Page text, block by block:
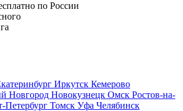
по России
Иркутск Кемерово
Новгород Новокузнецк Омск Ростов-на-
Петербург Томск Уфа Челябинск